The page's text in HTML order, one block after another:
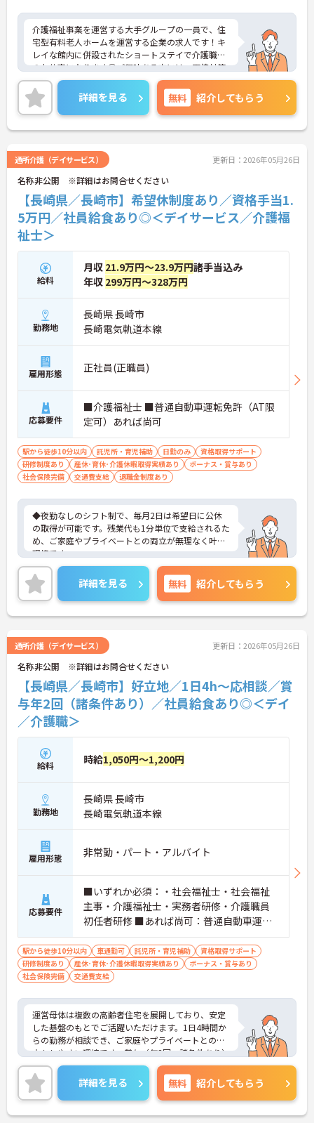
介護福祉事業を運営する大手グループの一員で、住
宅型有料老人ホームを運営する企業の求人です！キ
レイな館内に併設されたショートステイで介護職員
のお仕事になります◎ご興味ある方には、面接対策
ポイントなど、さらに詳細をお話しいたしますので
お気軽にご相談ください！
詳細を見る 無料 紹介してもらう
通所介護（デイサービス） 更新日：2026年05月26日
名称非公開 ※詳細はお問合せください
【長崎県／長崎市】希望休制度あり／資格手当1.
5万円／社員給食あり◎＜デイサービス／介護福
祉士＞
給料
月収 21.9万円～23.9万円諸手当込み
年収 299万円～328万円
勤務地
長崎県 長崎市
長崎電気軌道本線
雇用形態 正社員(正職員)
応募要件
■介護福祉士 ■普通自動車運転免許（AT限
定可）あれば尚可
駅から徒歩10分以内 託児所・育児補助 日勤のみ
資格取得サポート
研修制度あり
産休･育休･介護休暇取得実績あり
ボーナス・賞与あり
社会保険完備
交通費支給 退職金制度あり
◆夜勤なしのシフト制で、毎月2日は希望日に公休
の取得が可能です。残業代も1分単位で支給されるた
め、ご家庭やプライベートとの両立が無理なく叶う
環境です。
◆賞与年2回に加え、食事補助手当の支給や手軽に
利用できる社員給食も完備。育休復帰時に最大10万
円が支給される「育児給付金プラス」など、ライフ
ステージが変化しても長く働きやすい制度が整って
います。
格の取得費用を最大10万円まで補助する制度をご用
意。働きながらのスキルアップやキャリアアップを
会社が全力でバックアップします。
詳細を見る 無料 紹介してもらう
通所介護（デイサービス） 更新日：2026年05月26日
名称非公開 ※詳細はお問合せください
【長崎県／長崎市】好立地／1日4h～応相談／賞
与年2回（諸条件あり）／社員給食あり◎＜デイ
／介護職＞
給料 時給1,050円～1,200円
勤務地
長崎県 長崎市
長崎電気軌道本線
雇用形態 非常勤・パート・アルバイト
応募要件
■いずれか必須：・社会福祉士・社会福祉
主事・介護福祉士・実務者研修・介護職員
初任者研修 ■あれば尚可：普通自動車運転
免許（AT限定可）
駅から徒歩10分以内 車通勤可 託児所・育児補助
資格取得サポート
研修制度あり
産休･育休･介護休暇取得実績あり
ボーナス・賞与あり
社会保険完備
交通費支給
運営母体は複数の高齢者住宅を展開しており、安定
した基盤のもとでご活躍いただけます。1日4時間か
らの勤務が相談でき、ご家庭やプライベートとの両
立もしやすい環境です。賞与（年2回、諸条件あり）
や昇給の実績もあり、あなたの頑張りがしっかりと
評価されます。無料の社員給食（1日1食）や、育休
からの復職をサポートする育児給付金+（プラス）
制度（最大10万円）、資格取得支援制度（最大10万
円補助）など、福利厚生も充実しています。社内研
詳細を見る 無料 紹介してもらう